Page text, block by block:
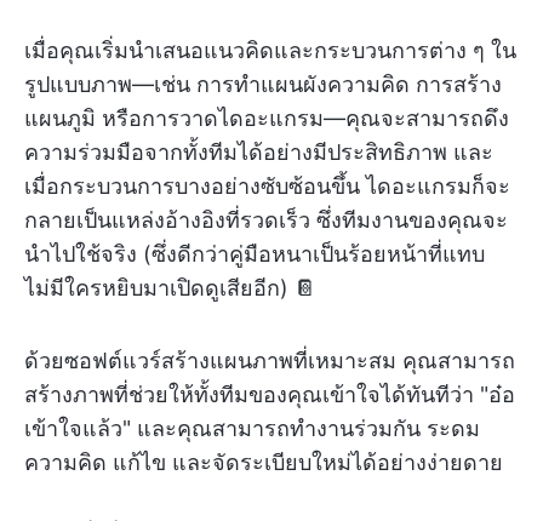
เมื่อคุณเริ่มนำเสนอแนวคิดและกระบวนการต่าง ๆ ใน
รูปแบบภาพ—เช่น การทำแผนผังความคิด การสร้าง
แผนภูมิ หรือการวาดไดอะแกรม—คุณจะสามารถดึง
ความร่วมมือจากทั้งทีมได้อย่างมีประสิทธิภาพ และ
เมื่อกระบวนการบางอย่างซับซ้อนขึ้น ไดอะแกรมก็จะ
กลายเป็นแหล่งอ้างอิงที่รวดเร็ว ซึ่งทีมงานของคุณจะ
นำไปใช้จริง (ซึ่งดีกว่าคู่มือหนาเป็นร้อยหน้าที่แทบ
ไม่มีใครหยิบมาเปิดดูเสียอีก) 📔
ด้วยซอฟต์แวร์สร้างแผนภาพที่เหมาะสม คุณสามารถ
สร้างภาพที่ช่วยให้ทั้งทีมของคุณเข้าใจได้ทันทีว่า "อ๋อ
เข้าใจแล้ว" และคุณสามารถทำงานร่วมกัน ระดม
ความคิด แก้ไข และจัดระเบียบใหม่ได้อย่างง่ายดาย